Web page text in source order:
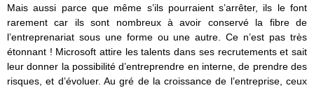
Mais aussi parce que même s’ils pourraient s’arrêter, ils le font
rarement car ils sont nombreux à avoir conservé la fibre de
l’entreprenariat sous une forme ou une autre. Ce n’est pas très
étonnant ! Microsoft attire les talents dans ses recrutements et sait
leur donner la possibilité d’entreprendre en interne, de prendre des
risques, et d’évoluer. Au gré de la croissance de l’entreprise, ceux